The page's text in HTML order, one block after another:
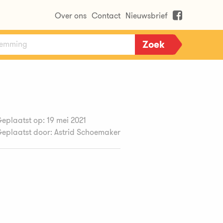
Over ons Contact Nieuwsbrief
op: 19 mei 2021
door: Astrid Schoemaker